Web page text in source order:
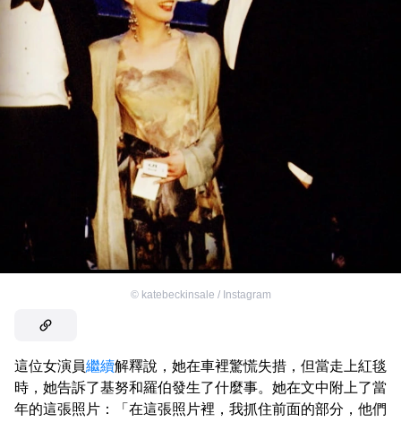
© katebeckinsale / Instagram
這位女演員繼續解釋說，她在車裡驚慌失措，但當走上紅毯
時，她告訴了基努和羅伯發生了什麼事。她在文中附上了當
年的這張照片：「在這張照片裡，我抓住前面的部分，他們